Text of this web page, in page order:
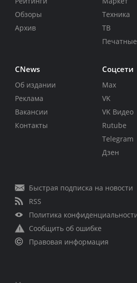
Обзоры
Архив
Техника
ТВ
CNews
Об издании
Реклама
Вакансии
Контакты
Соцсети
Max
VK
VK Видео
Rutube
Telegram
Дзен
Быстрая подписка на новости
RSS
Политика
Сообщить об ошибке
Правовая информация